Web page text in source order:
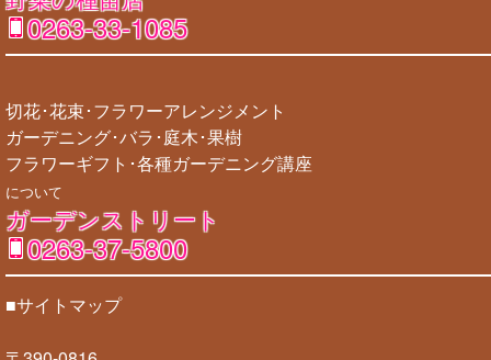
0263-33-1085
切花･花束･フラワーアレンジメント
ガーデニング･バラ･庭木･果樹
フラワーギフト･各種ガーデニング講座
について
ガーデンストリート
0263-37-5800
■サイトマップ